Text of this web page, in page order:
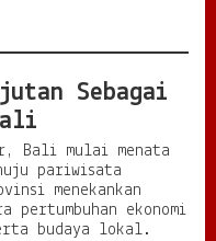
Sebagai
Bali mulai menata
pariwisata
menekankan
pertumbuhan ekonomi
budaya lokal.